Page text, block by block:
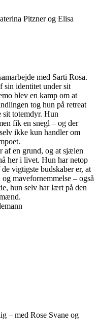
Pitzner og Elisa
med Sarti Rosa.
sin identitet under sit
blev en kamp om at
tog hun på retreat
sit totemdyr. Hun
fik en snegl – og der
ikke kun handler om
af en grund, og at sjælen
her i livet. Hun har netop
vigtigste budskaber er, at
mavefornemmelse – også
hun selv har lært på den
– med Rose Svane og